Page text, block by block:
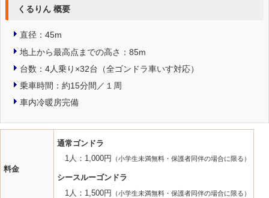
くるりん 概要
直径：45m
地上から最高点までの高さ：85m
台数：4人乗り×32台（全ゴンドラ車いす対応）
乗車時間：約15分間／１周
車内冷暖房完備
料金
通常ゴンドラ
1人：1,000円
（小学生未満無料・保護者同伴の場合に限る）
シースルーゴンドラ
1人：1,500円 （小学生未満無料・保護者同伴の場合に限る）